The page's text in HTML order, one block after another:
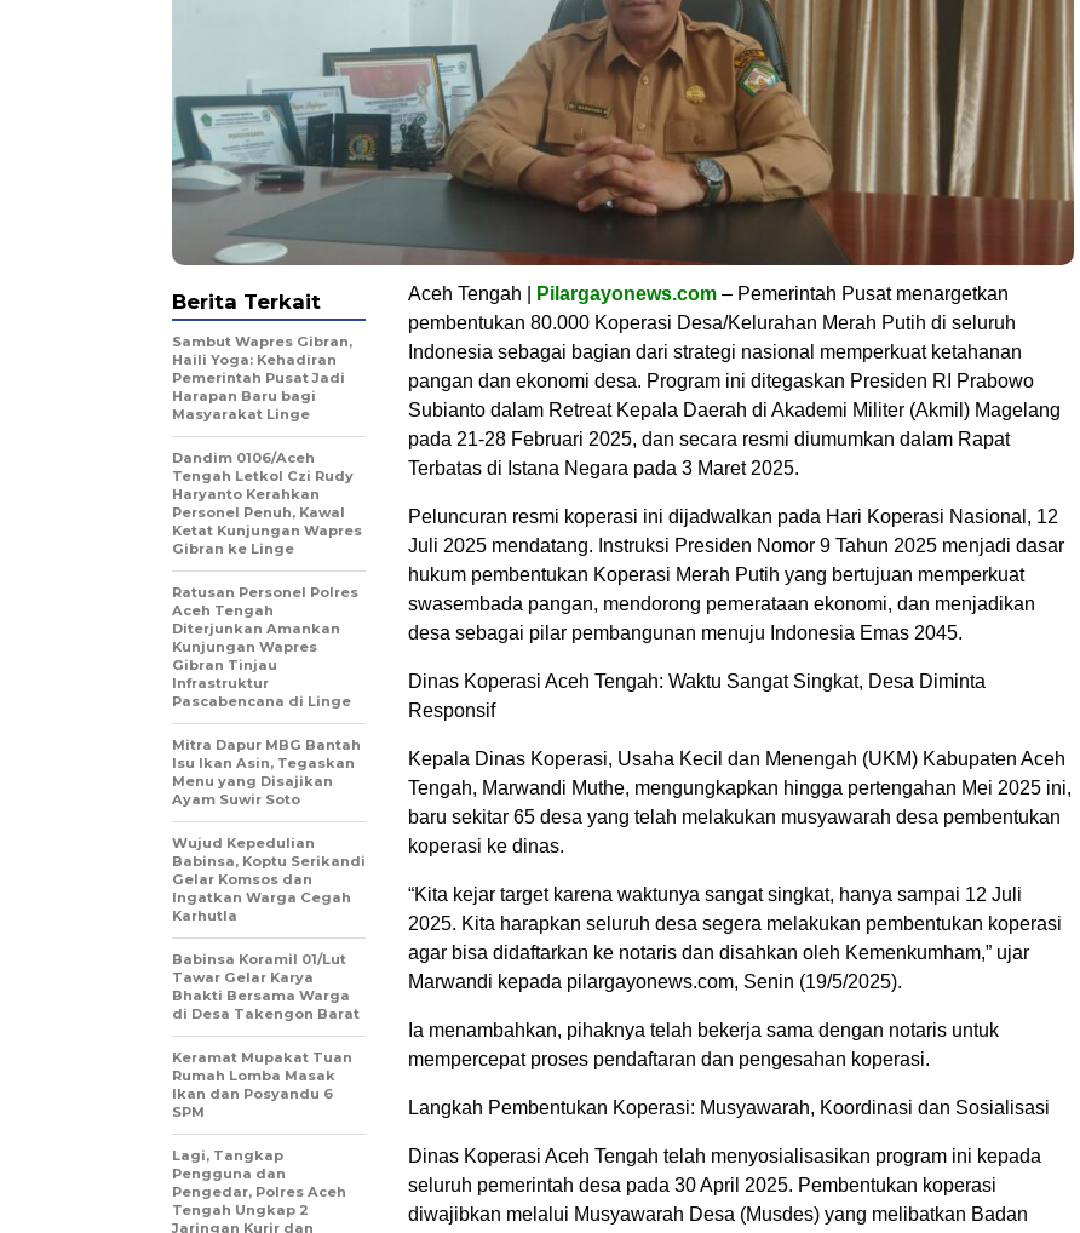
Aceh Tengah | Pilargayonews.com – Pemerintah Pusat menargetkan
pembentukan 80.000 Koperasi Desa/Kelurahan Merah Putih di seluruh
Indonesia sebagai bagian dari strategi nasional memperkuat ketahanan
pangan dan ekonomi desa. Program ini ditegaskan Presiden RI Prabowo
Subianto dalam Retreat Kepala Daerah di Akademi Militer (Akmil) Magelang
pada 21-28 Februari 2025, dan secara resmi diumumkan dalam Rapat
Terbatas di Istana Negara pada 3 Maret 2025.
Peluncuran resmi koperasi ini dijadwalkan pada Hari Koperasi Nasional, 12
Juli 2025 mendatang. Instruksi Presiden Nomor 9 Tahun 2025 menjadi dasar
hukum pembentukan Koperasi Merah Putih yang bertujuan memperkuat
swasembada pangan, mendorong pemerataan ekonomi, dan menjadikan
desa sebagai pilar pembangunan menuju Indonesia Emas 2045.
Dinas Koperasi Aceh Tengah: Waktu Sangat Singkat, Desa Diminta
Responsif
Kepala Dinas Koperasi, Usaha Kecil dan Menengah (UKM) Kabupaten Aceh
Tengah, Marwandi Muthe, mengungkapkan hingga pertengahan Mei 2025 ini,
baru sekitar 65 desa yang telah melakukan musyawarah desa pembentukan
koperasi ke dinas.
“Kita kejar target karena waktunya sangat singkat, hanya sampai 12 Juli
2025. Kita harapkan seluruh desa segera melakukan pembentukan koperasi
agar bisa didaftarkan ke notaris dan disahkan oleh Kemenkumham,” ujar
Marwandi kepada pilargayonews.com, Senin (19/5/2025).
Ia menambahkan, pihaknya telah bekerja sama dengan notaris untuk
mempercepat proses pendaftaran dan pengesahan koperasi.
Langkah Pembentukan Koperasi: Musyawarah, Koordinasi dan Sosialisasi
Dinas Koperasi Aceh Tengah telah menyosialisasikan program ini kepada
seluruh pemerintah desa pada 30 April 2025. Pembentukan koperasi
diwajibkan melalui Musyawarah Desa (Musdes) yang melibatkan Badan
Berita Terkait
‎Sambut Wapres Gibran,
Haili Yoga: Kehadiran
Pemerintah Pusat Jadi
Harapan Baru bagi
Masyarakat Linge
Dandim 0106/Aceh
Tengah Letkol Czi Rudy
Haryanto Kerahkan
Personel Penuh, Kawal
Ketat Kunjungan Wapres
Gibran ke Linge
Ratusan Personel Polres
Aceh Tengah
Diterjunkan Amankan
Kunjungan Wapres
Gibran Tinjau
Infrastruktur
Pascabencana di Linge
‎Mitra Dapur MBG Bantah
Isu Ikan Asin, Tegaskan
Menu yang Disajikan
Ayam Suwir Soto
‎Wujud Kepedulian
Babinsa, Koptu Serikandi
Gelar Komsos dan
Ingatkan Warga Cegah
Karhutla ‎
‎Babinsa Koramil 01/Lut
Tawar Gelar Karya
Bhakti Bersama Warga
di Desa Takengon Barat
Keramat Mupakat Tuan
Rumah Lomba Masak
Ikan dan Posyandu 6
SPM
Lagi, Tangkap
Pengguna dan
Pengedar, Polres Aceh
Tengah Ungkap 2
Jaringan Kurir dan